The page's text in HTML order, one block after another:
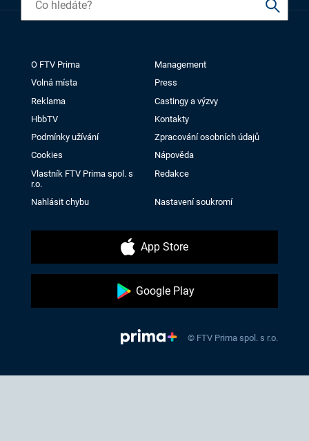
O FTV Prima
Management
Volná místa
Press
Reklama
Castingy a výzvy
HbbTV
Kontakty
Podmínky užívání
Zpracování osobních údajů
Cookies
Nápověda
Vlastník FTV Prima spol. s
r.o.
Redakce
Nahlásit chybu Nastavení soukromí
App Store
Google Play
© FTV Prima spol. s r.o.